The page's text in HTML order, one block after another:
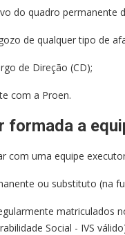
do quadro permanente
de qualquer tipo de
de Direção (CD);
com a Proen.
formada a
com uma equipe
ou substituto (na
matriculados
Social - IVS